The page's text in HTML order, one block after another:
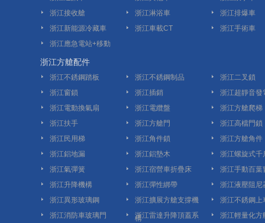
浙江接收艙
浙江淋浴車
浙江排爆車
浙江新能源冷藏車
浙江車載CT
浙江手術車
浙江應急電站+移動
裝置
浙江方艙配件
浙江不銹鋼踏板 浙江不銹鋼制品
浙江二叉鎖
浙江窗鎖
浙江插銷
浙江超靜音發
浙江電動換氣扇
浙江電纜盤
浙江方艙爬梯
浙江扶手
浙江方艙門
浙江高檔門鎖
浙江民用梯
浙江角件鎖
浙江方艙角件
浙江鋁地漏
浙江鋁墊木
浙江螺旋式千
浙江氣彈簧
浙江宿營車折疊床
浙江手動百葉
浙江升降機構
浙江彈性綁帶
浙江液壓阻尼
浙江異形玻璃鋼
浙江擴展方艙支撐機
構
浙江不銹鋼上
浙江消防車玻璃門
浙江雷達升降頂蓋系
浙江輕量化方